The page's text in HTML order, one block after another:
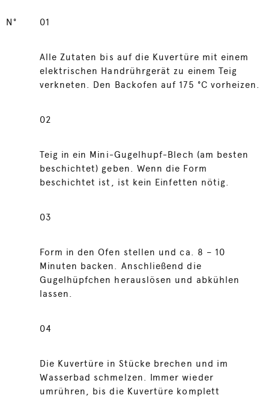
N° 01
Alle Zutaten bis auf die Kuvertüre mit einem
elektrischen Handrührgerät zu einem Teig
verkneten. Den Backofen auf 175 °C vorheizen.
02
Teig in ein Mini-Gugelhupf-Blech (am besten
beschichtet) geben. Wenn die Form
beschichtet ist, ist kein Einfetten nötig.
03
Form in den Ofen stellen und ca. 8 – 10
Minuten backen. Anschließend die
Gugelhüpfchen herauslösen und abkühlen
lassen.
04
Die Kuvertüre in Stücke brechen und im
Wasserbad schmelzen. Immer wieder
umrühren, bis die Kuvertüre komplett